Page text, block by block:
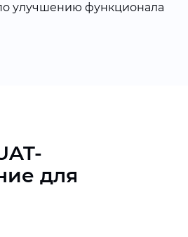
улучшению функционала
для